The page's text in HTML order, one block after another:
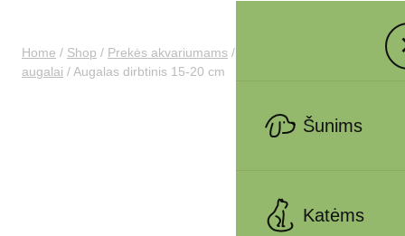
Šunims
Katėms
Home / Shop / Prekės akvariumams /
augalai / Augalas dirbtinis 15-20 cm